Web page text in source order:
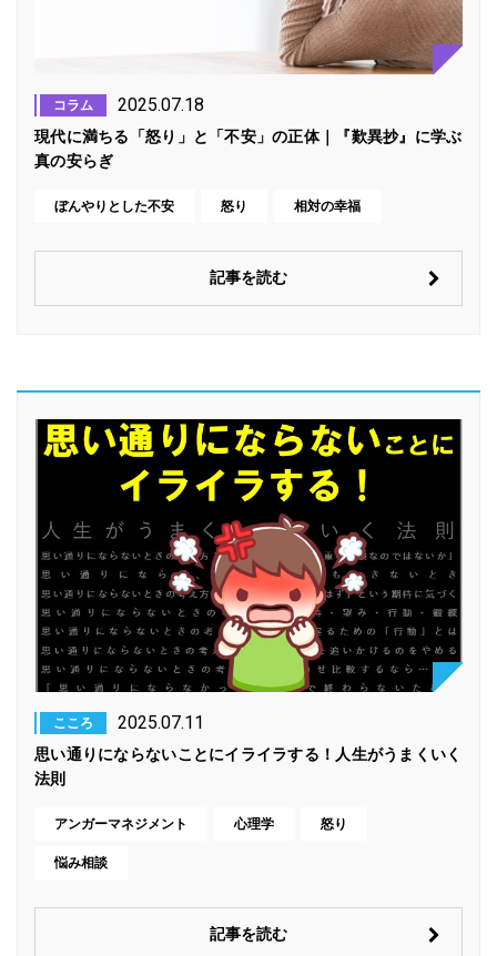
コラム 2025.07.18
現代に満ちる「怒り」と「不安」の正体｜『歎異抄』に学ぶ
真の安らぎ
ぼんやりとした不安 怒り 相対の幸福
記事を読む
こころ 2025.07.11
思い通りにならないことにイライラする！人生がうまくいく
法則
アンガーマネジメント 心理学 怒り
悩み相談
記事を読む